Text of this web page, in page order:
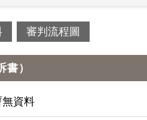
審判流程圖
）
無資料